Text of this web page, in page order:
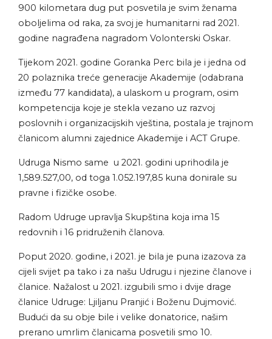
900 kilometara dug put posvetila je svim ženama
oboljelima od raka, za svoj je humanitarni rad 2021.
godine nagrađena nagradom Volonterski Oskar.
Tijekom 2021. godine Goranka Perc bila je i jedna od
20 polaznika treće generacije Akademije (odabrana
između 77 kandidata), a ulaskom u program, osim
kompetencija koje je stekla vezano uz razvoj
poslovnih i organizacijskih vještina, postala je trajnom
članicom alumni zajednice Akademije i ACT Grupe.
Udruga Nismo same u 2021. godini uprihodila je
1,589.527,00, od toga 1.052.197,85 kuna donirale su
pravne i fizičke osobe.
Radom Udruge upravlja Skupština koja ima 15
redovnih i 16 pridruženih članova.
Poput 2020. godine, i 2021. je bila je puna izazova za
cijeli svijet pa tako i za našu Udrugu i njezine članove i
članice. Nažalost u 2021. izgubili smo i dvije drage
članice Udruge: Ljiljanu Pranjić i Boženu Dujmović.
Budući da su obje bile i velike donatorice, našim
prerano umrlim članicama posvetili smo 10.